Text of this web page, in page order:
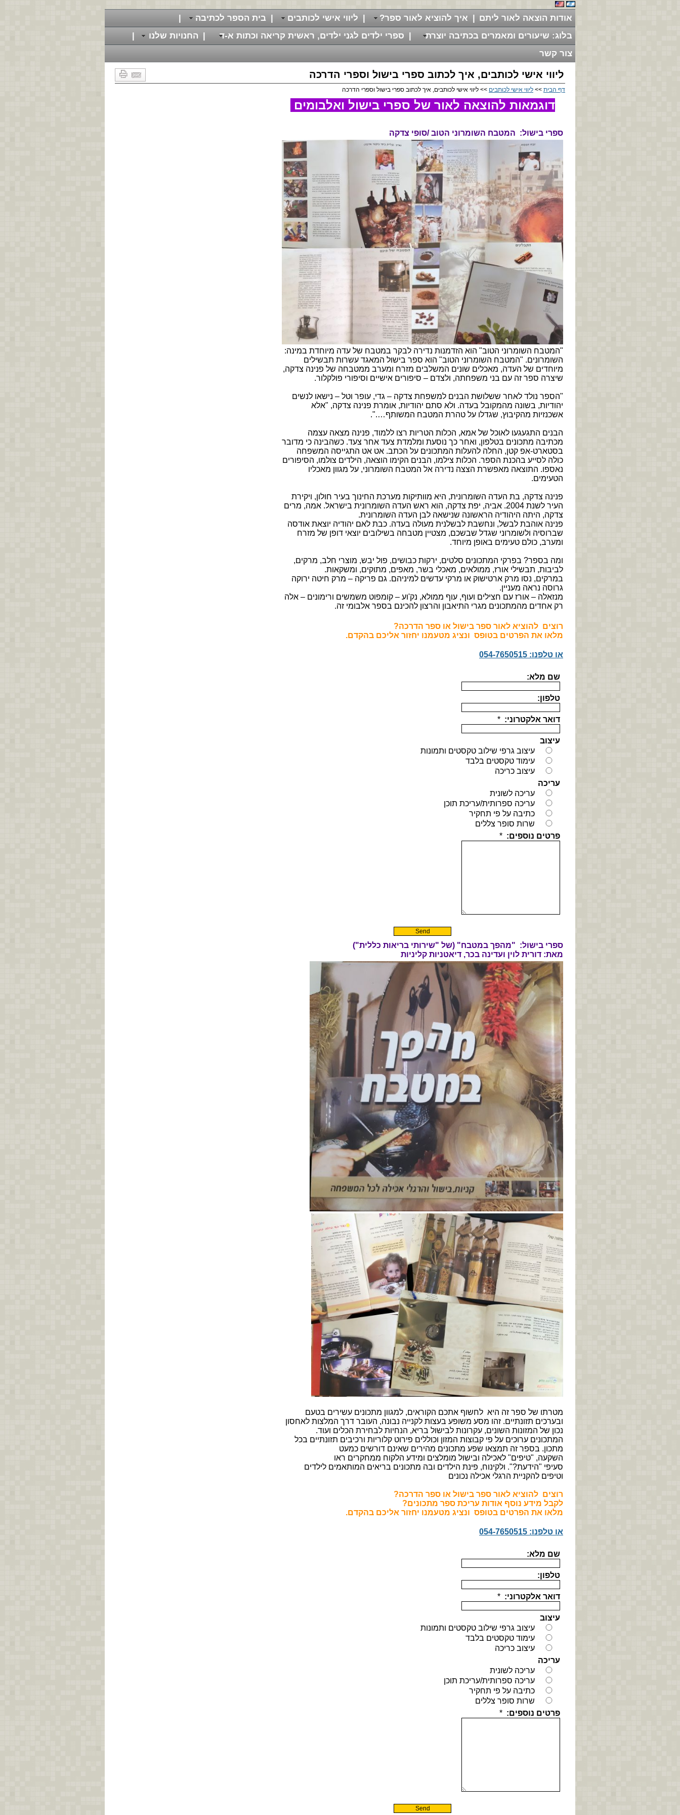
אודות הוצאה לאור ליתם | איך להוציא לאור ספר? | ליווי אישי לכותבים | בית הספר לכתיבה
|
בלוג: שיעורים ומאמרים בכתיבה יוצרת
| ספרי ילדים לגני ילדים, ראשית קריאה וכתות א-ד | החנויות שלנו
|
צור קשר
ליווי אישי לכותבים, איך לכתוב ספרי בישול וספרי הדרכה
דף הבית >> ליווי אישי לכותבים >> ליווי אישי לכותבים, איך לכתוב ספרי בישול וספרי הדרכה
דוגמאות להוצאה לאור של ספרי בישול ואלבומים
ספרי בישול: המטבח השומרוני הטוב /סופי צדקה
"המטבח השומרוני הטוב" הוא הזדמנות נדירה לבקר במטבח של עדה מיוחדת במינה:
השומרונים. "המטבח השומרוני הטוב" הוא ספר בישול המאגד עשרות תבשילים
מיוחדים של העדה, מאכלים שונים המשלבים מזרח ומערב ממטבחה של פנינה צדקה,
שיצרה ספר זה עם בני משפחתה, ולצדם – סיפורים אישיים וסיפורי פולקלור.
"הספר נולד לאחר ששלושת הבנים למשפחת צדקה – גדי, עופר וטל – נישאו לנשים
יהודיות, בשונה מהמקובל בעדה. ולא סתם יהודיות, אומרת פנינה צדקה, "אלא
אשכנזיות מהקיבוץ, שגדלו על טהרת המטבח המשותף….".
הבנים התגעגעו לאוכל של אמא, הכלות הטריות רצו ללמוד, פנינה מצאה עצמה
מכתיבה מתכונים בטלפון, ואחר כך נוסעת ומלמדת צעד אחר צעד. כשהבינה כי מדובר
בסטארט-אפ קטן, החלה להעלות המתכונים על הכתב. אט אט התגייסה המשפחה
כולה לסייע בהכנת הספר. הכלות צילמו, הבנים הקימו הוצאה, הילדים צולמו, הסיפורים
נאספו. התוצאה מאפשרת הצצה נדירה אל המטבח השומרוני, על מגוון מאכליו
הטעימים.
פנינה צדקה, בת העדה השומרונית, היא מוותיקות מערכת החינוך בעיר חולון, ויקירת
העיר לשנת 2004. אביה, יפת צדקה, הוא ראש העדה השומרונית בישראל. אמה, מרים
צדקה, היתה היהודיה הראשונה שנישאה לבן העדה השומרונית.
פנינה אוהבת לבשל, ונחשבת לבשלנית מעולה בעדה. כבת לאם יהודיה יוצאת אודסה
שברוסיה ולשומרוני שגדל שבשכם, מצטיין מטבחה בשילובים יוצאי דופן של מזרח
ומערב, כולם טעימים באופן מיוחד.
ומה בספר? בפרקי המתכונים סלטים, ירקות כבושים, פול יבש, מוצרי חלב, מרקים,
לביבות, תבשילי אורז, ממולאים, מאכלי בשר, מאפים, מתוקים, ומשקאות.
במרקים, נסו מרק ארטישוק או מרקי עדשים למיניהם. גם פריקה – מרק חיטה ירוקה
גרוסה נראה מעניין.
מנזאלה – אורז עם חצילים ועוף, עוף ממולא, נק'וע – קומפוט משמשים ורימונים – אלה
רק אחדים מהמתכונים מגרי התיאבון והרצון להכינם בספר אלבומי זה.
רוצים להוציא לאור ספר בישול או ספר הדרכה?
מלאו את הפרטים בטופס ונציג מטעמנו יחזור אליכם בהקדם.
או טלפנו: 054-7650515
ספרי בישול: "מהפך במטבח" (של "שירותי בריאות כללית")
מאת: דורית לוין ועדינה בכר, דיאטניות קליניות
מטרתו של ספר זה היא לחשוף אתכם הקוראים, למגוון מתכונים עשירים בטעם
ובערכים תזונתיים. זהו מסע משופע בעצות לקנייה נבונה, העובר דרך המלצות לאחסון
נכון של המזונות השונים, עקרונות לבישול בריא, הנחיות לבחירת הכלים ועוד.
המתכונים ערוכים על פי קבוצות המזון וכוללים פירוט קלוריות ורכיבים תזונתיים בכל
מתכון. בספר זה תמצאו שפע מתכונים מהירים שאינם דורשים כמעט
השקעה, "טיפים" לאכילה ובישול מומלצים ומידע הלקוח ממחקרים ראו
סעיפי "הידעת?". ולקינוח, פינת הילדים ובה מתכונים בריאים המותאמים לילדים
וטיפים להקניית הרגלי אכילה נכונים
רוצים להוציא לאור ספר בישול או ספר הדרכה?
לקבל מידע נוסף אודות עריכת ספר מתכונים?
מלאו את הפרטים בטופס ונציג מטעמנו יחזור אליכם בהקדם.
או טלפנו: 054-7650515